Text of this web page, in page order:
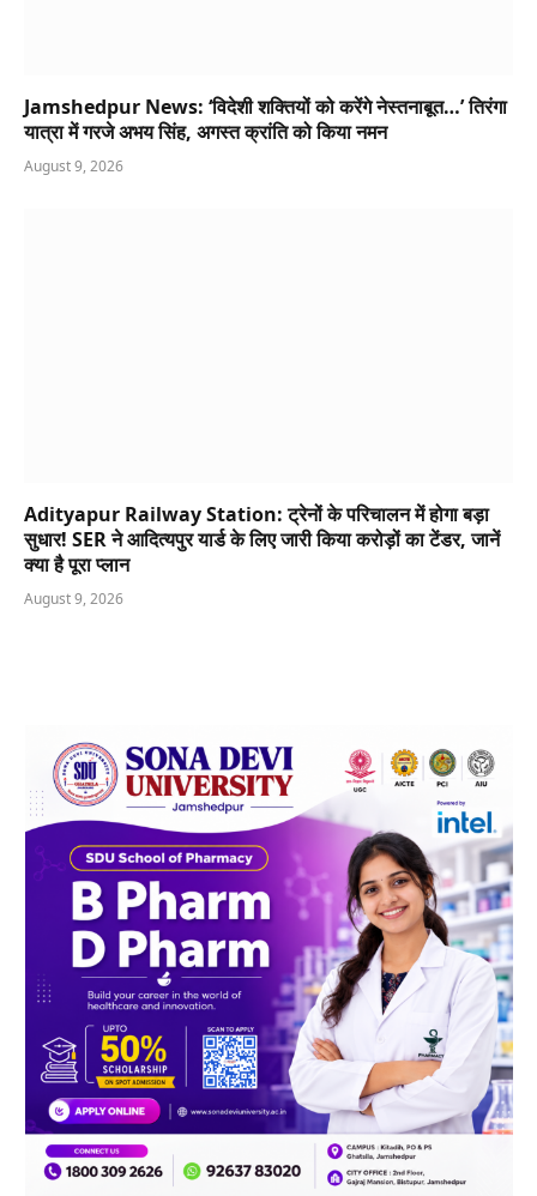
Jamshedpur News: ‘विदेशी शक्तियों को करेंगे नेस्तनाबूत…’ तिरंगा
यात्रा में गरजे अभय सिंह, अगस्त क्रांति को किया नमन
August 9, 2026
Adityapur Railway Station: ट्रेनों के परिचालन में होगा बड़ा
सुधार! SER ने आदित्यपुर यार्ड के लिए जारी किया करोड़ों का टेंडर, जानें
क्या है पूरा प्लान
August 9, 2026